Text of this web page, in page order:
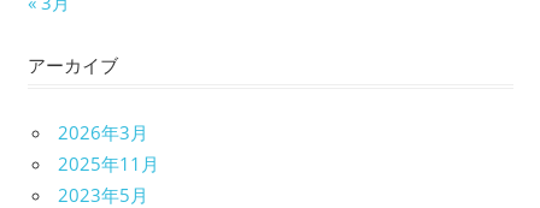
アーカイブ
2026年3月
2025年11月
2023年5月